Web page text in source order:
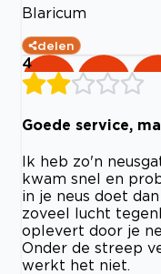
Blaricum
delen
4
Goede service,
Ik heb zo'n
kwam snel en
in je neus doet
zoveel lucht
oplevert door je
Onder de streep
werkt het niet.